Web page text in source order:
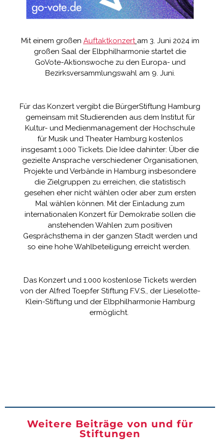
Mit einem großen Auftaktkonzert am 3. Juni 2024 im
großen Saal der Elbphilharmonie startet die
GoVote-Aktionswoche zu den Europa- und
Bezirksversammlungswahl am 9. Juni.
Für das Konzert vergibt die BürgerStiftung Hamburg
gemeinsam mit Studierenden aus dem Institut für
Kultur- und Medienmanagement der Hochschule
für Musik und Theater Hamburg kostenlos
insgesamt 1.000 Tickets. Die Idee dahinter: Über die
gezielte Ansprache verschiedener Organisationen,
Projekte und Verbände in Hamburg insbesondere
die Zielgruppen zu erreichen, die statistisch
gesehen eher nicht wählen oder aber zum ersten
Mal wählen können. Mit der Einladung zum
internationalen Konzert für Demokratie sollen die
anstehenden Wahlen zum positiven
Gesprächsthema in der ganzen Stadt werden und
so eine hohe Wahlbeteiligung erreicht werden.
Das Konzert und 1.000 kostenlose Tickets werden
von der Alfred Toepfer Stiftung F.V.S., der Lieselotte-
Klein-Stiftung und der Elbphilharmonie Hamburg
ermöglicht.
Weitere Beiträge von und für
Stiftungen